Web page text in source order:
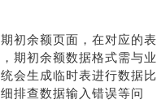
初余额页面，在对应的表
期初余额数据格式需与业
会生成临时表进行数据比
排查数据输入错误等问